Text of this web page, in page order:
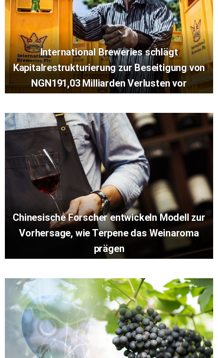
International Breweries schlägt
Kapitalrestrukturierung zur Beseitigung von
NGN191,03 Milliarden Verlusten vor
Chinesische Forscher entwickeln Modell zur
Vorhersage, wie Terpene das Weinaroma
prägen